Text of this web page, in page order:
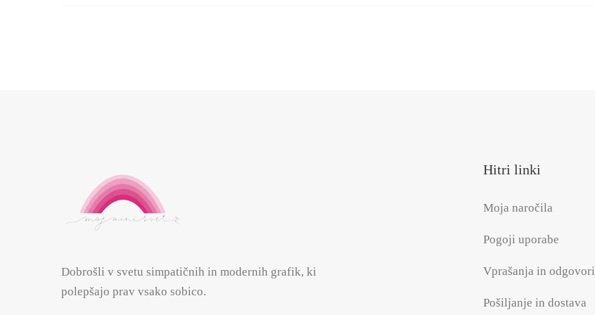
Dobrošli v svetu simpatičnih in modernih grafik, ki
polepšajo prav vsako sobico.
Hitri linki
Moja naročila
Pogoji uporabe
Vprašanja in odgovori
Pošiljanje in dostava